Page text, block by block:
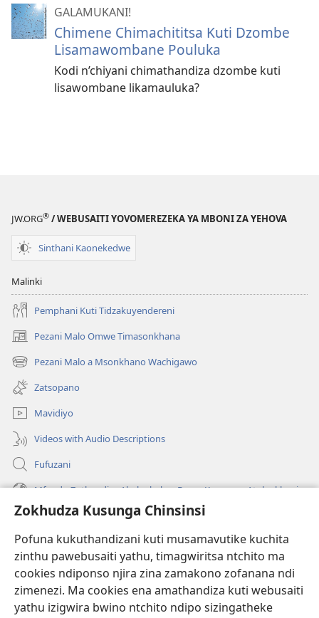
Zokhudza Kusunga Chinsinsi
Pofuna kukuthandizani kuti musamavutike kuchita
zinthu pawebusaiti yathu, timagwiritsa ntchito ma
cookies ndiponso njira zina zamakono zofanana ndi
zimenezi. Ma cookies ena amathandiza kuti webusaiti
yathu izigwira bwino ntchito ndipo sizingatheke
GALAMUKANI!
Chimene Chimachititsa Kuti Dzombe
Lisamawombane Pouluka
Kodi n’chiyani chimathandiza dzombe kuti
lisawombane likamauluka?
JW.ORG® / WEBUSAITI YOVOMEREZEKA YA MBONI ZA YEHOVA
Sinthani Kaonekedwe
Malinki
Pemphani Kuti Tidzakuyendereni
Pezani Malo Omwe Timasonkhana
(imatsegula
tsamba
lina)
Pezani Malo a Msonkhano Wachigawo
(imatsegula
tsamba
lina)
Zatsopano
Mavidiyo
Videos with Audio Descriptions
Fufuzani
Mfundo Zothandiza Akuluakulu a Boma Komanso Atolankhani
Zokuthandizani
(imatsegula
tsamba
lina)
Watchtower LAIBULALE YA PA INTANET™
(imatsegula
tsamba